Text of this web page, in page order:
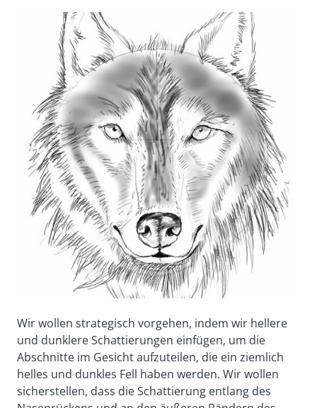
Wir wollen strategisch vorgehen, indem wir hellere
und dunklere Schattierungen einfügen, um die
Abschnitte im Gesicht aufzuteilen, die ein ziemlich
helles und dunkles Fell haben werden. Wir wollen
sicherstellen, dass die Schattierung entlang des